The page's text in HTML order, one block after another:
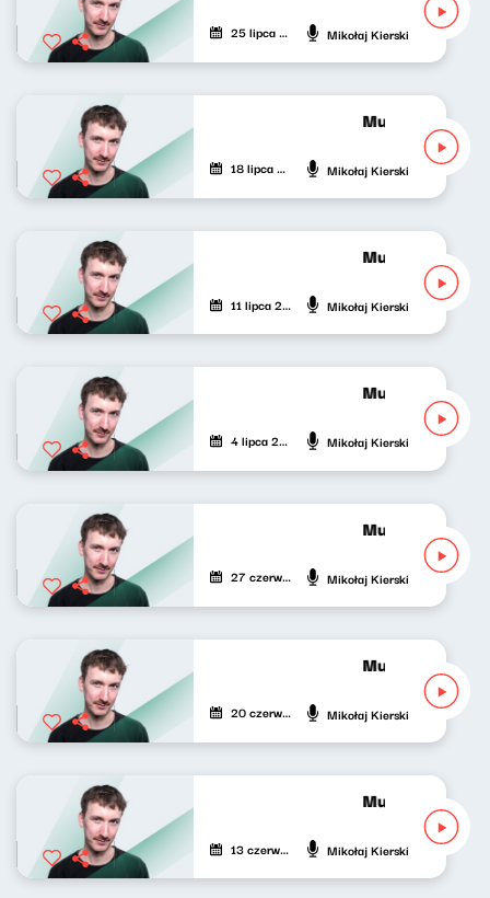
25 lipca 2026 Mikołaj Kierski
Muzyka nie
18 lipca 2026 Mikołaj Kierski
Muzyka nie
11 lipca 2026 Mikołaj Kierski
Muzyka nie
4 lipca 2026 Mikołaj Kierski
Muzyka nie
27 czerwca 2026 Mikołaj Kierski
Muzyka nie
20 czerwca 2026 Mikołaj Kierski
Muzyka nie
13 czerwca 2026 Mikołaj Kierski